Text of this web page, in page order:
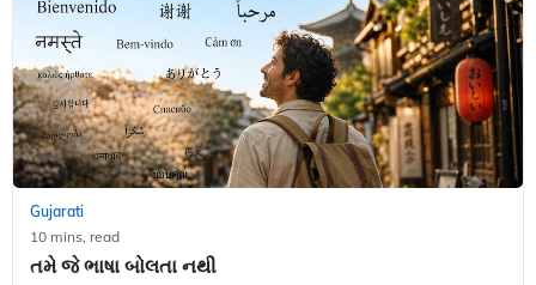
Gujarati
10 mins, read
તમે જે ભાષા બોલતા નથી